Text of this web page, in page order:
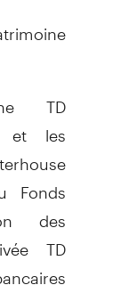
TD
et les
Fonds
des
TD